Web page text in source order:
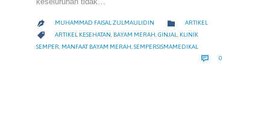
 MUHAMMAD FAISAL ZULMAULIDIN  CATEGORY
ARTIKEL
 CATEGORY
ARTIKEL KESEHATAN, BAYAM MERAH,GINJAL, KLINIK
SEMPER MANFAAT BAYAM MERAH SEMPERSISMAMEDIKAL
 0